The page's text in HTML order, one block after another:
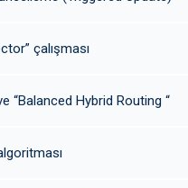
çalışması
“Balanced Hybrid Routing “